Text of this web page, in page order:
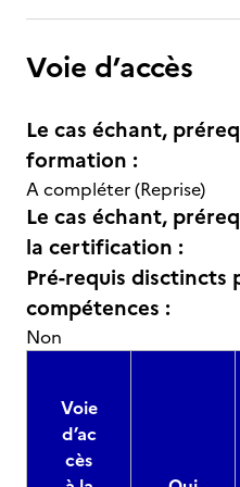
Voie d’accès
Le cas échant,
formation :
A compléter (Reprise)
Le cas échant,
la certification :
Pré-requis disctincts
compétences :
Non
Voie
d’ac
cès